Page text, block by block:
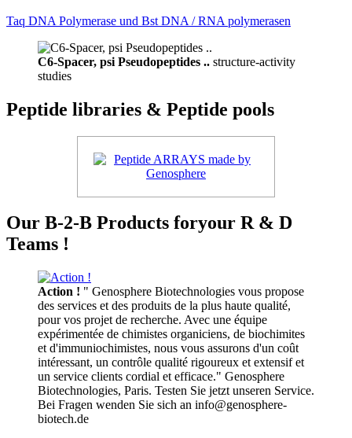
Taq DNA Polymerase und Bst DNA / RNA polymerasen
C6-Spacer, psi Pseudopeptides .. structure-activity
studies
Peptide libraries & Peptide pools
Our B-2-B Products foryour R & D
Teams !
Action ! " Genosphere Biotechnologies vous propose
des services et des produits de la plus haute qualité,
pour vos projet de recherche. Avec une équipe
expérimentée de chimistes organiciens, de biochimites
et d'immuniochimistes, nous vous assurons d'un coût
intéressant, un contrôle qualité rigoureux et extensif et
un service clients cordial et efficace." Genosphere
Biotechnologies, Paris. Testen Sie jetzt unseren Service.
Bei Fragen wenden Sie sich an info@genosphere-
biotech.de